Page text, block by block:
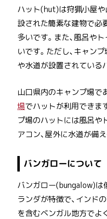
ハット(hut)は狩猟小屋
設された簡素な建物で必
多いです。また、風呂や
いです。ただし、キャン
や水道が設置されている
山口県内のキャンプ場で
場でハットが利用できま
プ場のハットには風呂や
アコン、屋外に水道が備
バンガローについて
バンガロー(bungalow)は
ランダが特徴で、インド
を含むベンガル地方でよ